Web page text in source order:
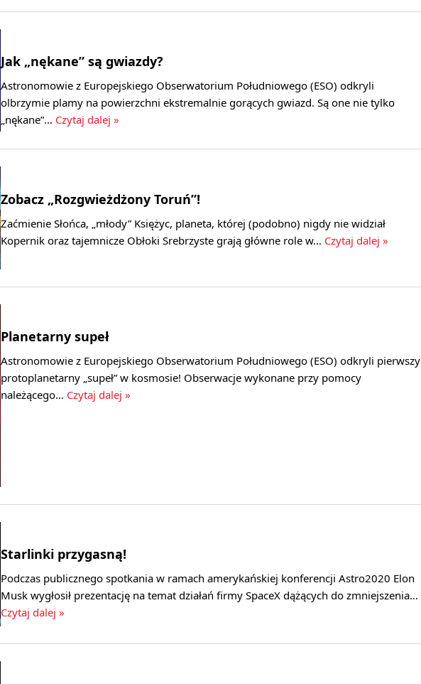
Jak „nękane” są gwiazdy?
Astronomowie z Europejskiego Obserwatorium Południowego (ESO) odkryli
olbrzymie plamy na powierzchni ekstremalnie gorących gwiazd. Są one nie tylko
„nękane”… Czytaj dalej »
Zobacz „Rozgwieżdżony Toruń”!
Zaćmienie Słońca, „młody” Księżyc, planeta, której (podobno) nigdy nie widział
Kopernik oraz tajemnicze Obłoki Srebrzyste grają główne role w… Czytaj dalej »
Planetarny supeł
Astronomowie z Europejskiego Obserwatorium Południowego (ESO) odkryli pierwszy
protoplanetarny „supeł” w kosmosie! Obserwacje wykonane przy pomocy
należącego… Czytaj dalej »
Starlinki przygasną!
Podczas publicznego spotkania w ramach amerykańskiej konferencji Astro2020 Elon
Musk wygłosił prezentację na temat działań firmy SpaceX dążących do zmniejszenia…
Czytaj dalej »